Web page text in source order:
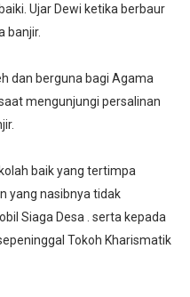
Ujar Dewi ketika berbaur
banjir.
dan berguna bagi Agama
mengunjungi persalinan
baik yang tertimpa
yang nasibnya tidak
Siaga Desa . serta kepada
Tokoh Kharismatik